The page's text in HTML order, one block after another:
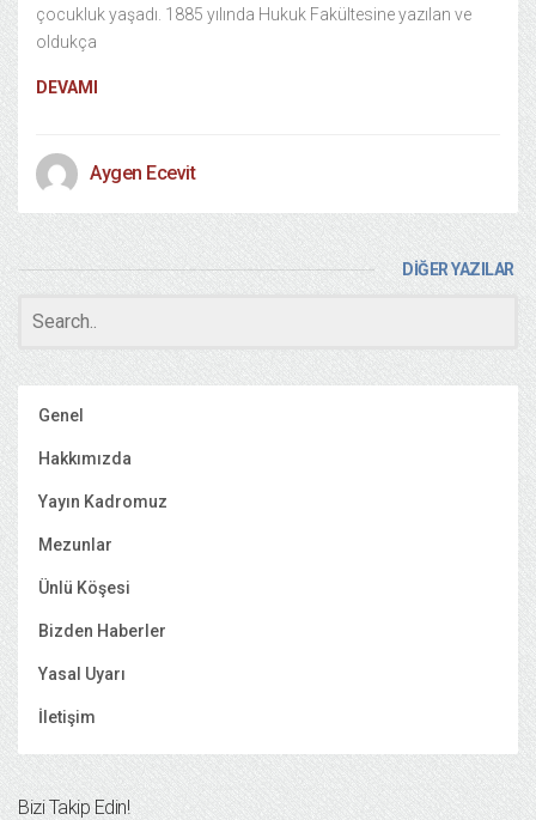
çocukluk yaşadı. 1885 yılında Hukuk Fakültesine yazılan ve
oldukça
DEVAMI
Aygen Ecevit
DİĞER YAZILAR
Genel
Hakkımızda
Yayın Kadromuz
Mezunlar
Ünlü Köşesi
Bizden Haberler
Yasal Uyarı
İletişim
Bizi Takip Edin!